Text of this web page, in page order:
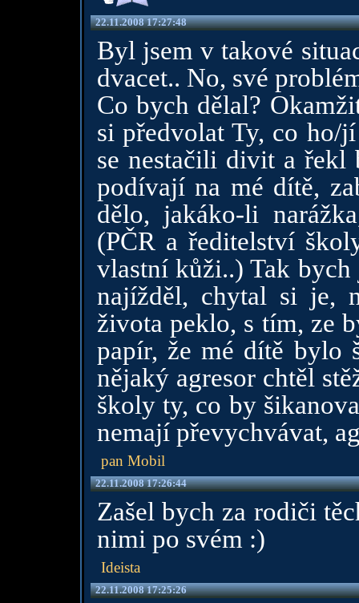
22.11.2008 17:27:48
Byl jsem v takové
dvacet.. No, své
Co bych dělal?
si předvolat Ty, co ho/
se nestačili divit a
podívají na mé dítě,
dělo, jakáko-li
(PČR a ředitelství
vlastní kůži..) Tak bych
najížděl, chytal si je,
života peklo, s tím, ze
papír, že mé dítě bylo
nějaký agresor chtěl
školy ty, co by
nemají převychvávat,
pan Mobil
22.11.2008 17:26:44
Zašel bych za rodiči
nimi po svém :)
Ideista
22.11.2008 17:25:26